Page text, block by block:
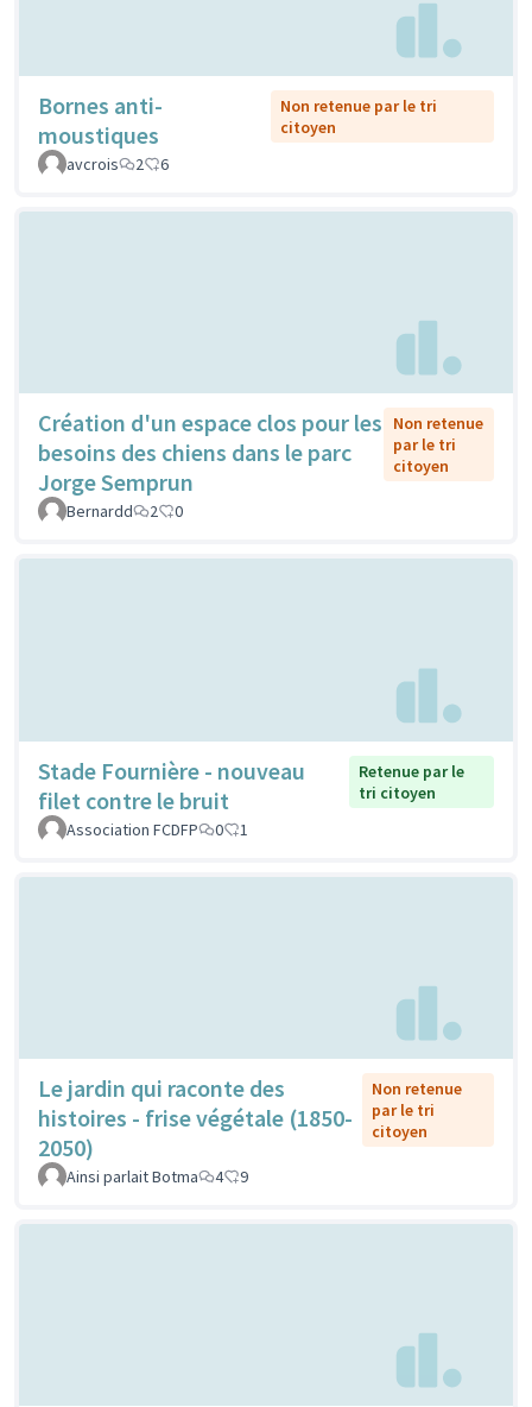
Bornes anti-
moustiques
Non retenue par le tri
citoyen
avcrois
2 6
Création d'un espace clos pour les
besoins des chiens dans le parc
Jorge Semprun
Non retenue
par le tri
citoyen
Bernardd 2 0
Stade Fournière - nouveau
filet contre le bruit
Retenue par le
tri citoyen
Association FCDFP
0 1
Le jardin qui raconte des
histoires - frise végétale (1850-
2050)
Non retenue
par le tri
citoyen
Ainsi parlait Botma 4 9